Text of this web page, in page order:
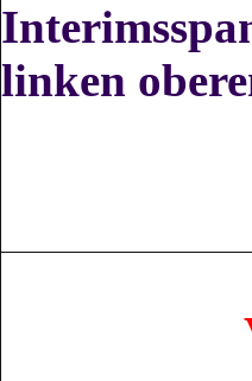
linken